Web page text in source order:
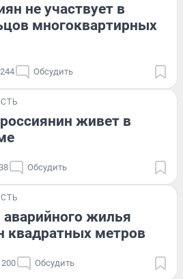
не участвует в
многоквартирных
244 Обсудить
живет в
Обсудить
жилья
квадратных метров
200 Обсудить